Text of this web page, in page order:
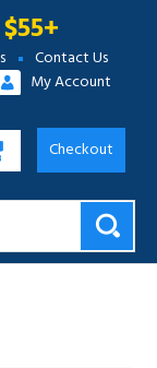
$55+
Contact Us
My Account
Checkout